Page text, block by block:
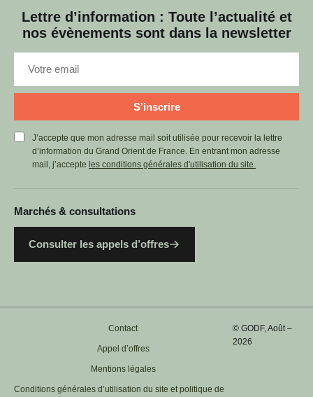
Lettre d’information : Toute l’actualité et
nos évènements sont dans la newsletter
S'inscrire
J’accepte que mon adresse mail soit utilisée pour recevoir la lettre
d’information du Grand Orient de France. En entrant mon adresse
mail, j’accepte les conditions générales d'utilisation du site.
Marchés & consultations
Consulter les appels d’offres
Contact
Appel d’offres
Mentions légales
Conditions générales d’utilisation du site et politique de
© GODF, Août –
2026